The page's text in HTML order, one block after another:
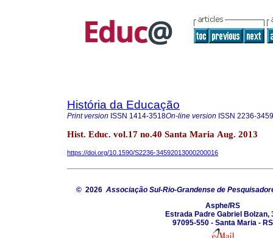
História da Educação
Print version ISSN 1414-3518On-line version ISSN 2236-3459
Hist. Educ. vol.17 no.40 Santa Maria Aug. 2013
https://doi.org/10.1590/S2236-34592013000200016
© 2026 Associação Sul-Rio-Grandense de
Asphe/RS
Estrada Padre Gabriel Bolzan,
97095-550 - Santa Maria - RS